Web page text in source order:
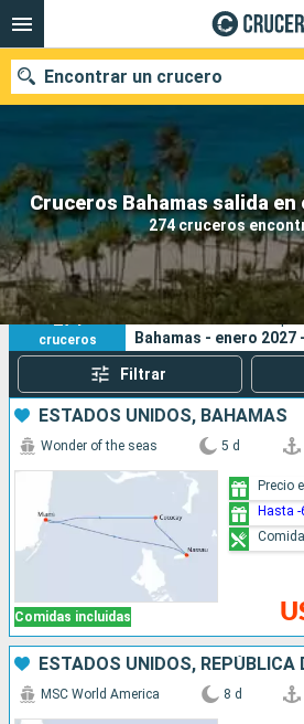
Cruceros Bahamas salida en
274 cruceros
Encontrar un crucero
Nuestros destinos
Fecha de salida
Puertos
274
cruceros
Sus criterios de
Bahamas - enero 2027
Filtrar
ESTADOS UNIDOS, BAHAMAS
Comidas incluidas
Wonder of the seas 5 d
Precio
Hasta
MSC World America 8 d